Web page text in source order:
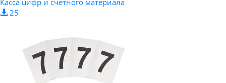
Касса цифр и счетного материала
25